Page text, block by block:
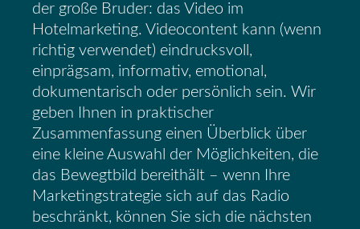
der große Bruder: das Video im
Hotelmarketing. Videocontent kann (wenn
richtig verwendet) eindrucksvoll,
einprägsam, informativ, emotional,
dokumentarisch oder persönlich sein. Wir
geben Ihnen in praktischer
Zusammenfassung einen Überblick über
eine kleine Auswahl der Möglichkeiten, die
das Bewegtbild bereithält – wenn Ihre
Marketingstrategie sich auf das Radio
beschränkt, können Sie sich die nächsten